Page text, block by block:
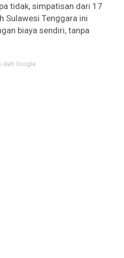
tidak, simpatisan dari 17
Sulawesi Tenggara ini
biaya sendiri, tanpa
oleh Google